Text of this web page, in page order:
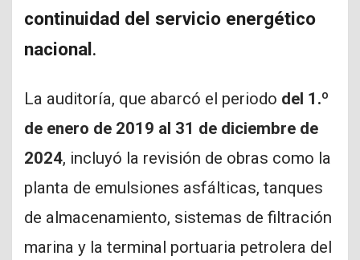
continuidad del servicio energético
nacional.
La auditoría, que abarcó el periodo del 1.º
de enero de 2019 al 31 de diciembre de
2024, incluyó la revisión de obras como la
planta de emulsiones asfálticas, tanques
de almacenamiento, sistemas de filtración
marina y la terminal portuaria petrolera del